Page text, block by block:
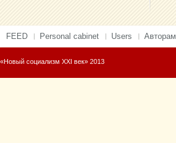
FEED Personal cabinet Users Авторам
«Новый социализм XXI век» 2013